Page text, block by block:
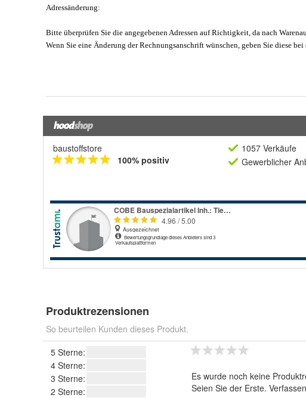
baustoffstore
100% positiv
1057 Verkäufe
Gewerblicher
Produktrezensionen
So beurteilen Kunden dieses Produkt.
5 Sterne:
4 Sterne:
3 Sterne:
2 Sterne:
Es wurde noch keine
Seien Sie der Erste.